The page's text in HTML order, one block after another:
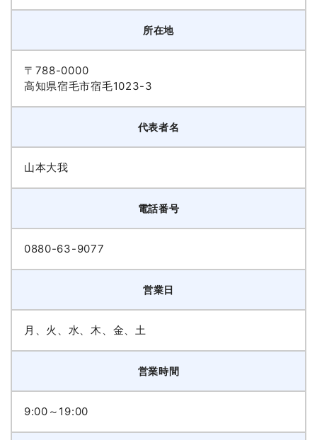
所在地
〒788-0000
高知県宿毛市宿毛1023-3
代表者名
山本大我
電話番号
0880-63-9077
営業日
月、火、水、木、金、土
営業時間
9:00～19:00